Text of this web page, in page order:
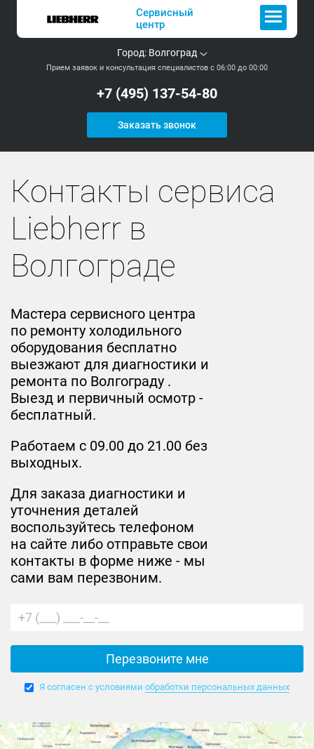
Сервисный
центр
Город: Волгоград
Прием заявок и консультация специалистов с 06:00 до 00:00
+7 (495) 137-54-80
Заказать звонок
Контакты сервиса
Liebherr в
Волгограде
Мастера сервисного центра
по ремонту холодильного
оборудования бесплатно
выезжают для диагностики и
ремонта по Волгограду .
Выезд и первичный осмотр -
бесплатный.
Работаем с 09.00 до 21.00 без
выходных.
Для заказа диагностики и
уточнения деталей
воспользуйтесь телефоном
на сайте либо отправьте свои
контакты в форме ниже - мы
сами вам перезвоним.
Я согласен с условиями обработки персональных данных